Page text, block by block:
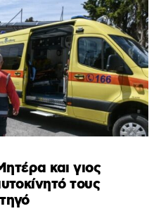
και γιος
τους